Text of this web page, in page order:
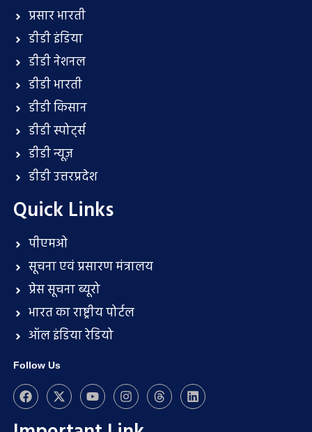
प्रसार भारती
डीडी इंडिया
डीडी नेशनल
डीडी भारती
डीडी किसान
डीडी स्पोर्ट्स
डीडी न्यूज़
डीडी उत्तरप्रदेश
Quick Links
पीएमओ
सूचना एवं प्रसारण मंत्रालय
प्रेस सूचना ब्यूरो
भारत का राष्ट्रीय पोर्टल
ऑल इंडिया रेडियो
Follow Us